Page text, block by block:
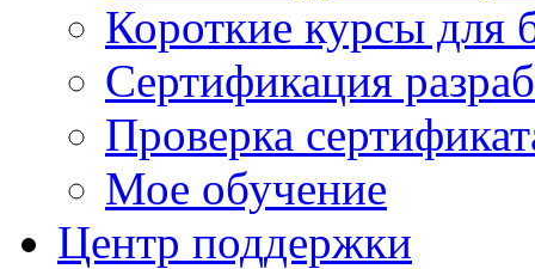
Короткие курсы для
Сертификация
Проверка
Мое обучение
Центр поддержки